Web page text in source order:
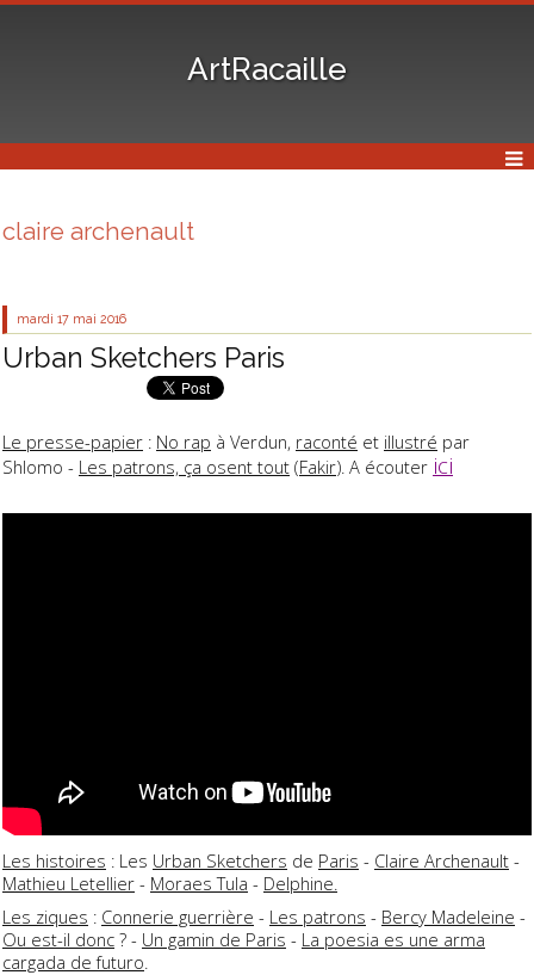
ArtRacaille
claire archenault
mardi 17 mai 2016
Urban Sketchers Paris
Le presse-papier : No rap à Verdun, raconté et illustré par
Shlomo - Les patrons, ça osent tout (Fakir). A écouter ici
Les histoires : Les Urban Sketchers de Paris - Claire Archenault -
Mathieu Letellier - Moraes Tula - Delphine.
Les ziques : Connerie guerrière - Les patrons - Bercy Madeleine -
Ou est-il donc ? - Un gamin de Paris - La poesia es une arma
cargada de futuro